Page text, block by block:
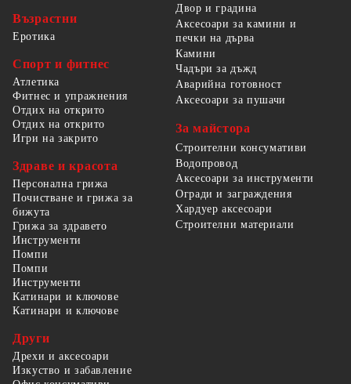
Възрастни
Еротика
Спорт и фитнес
Атлетика
Фитнес и упражнения
Отдих на открито
Отдих на открито
Игри на закрито
Здраве и красота
Персонална грижа
Почистване и грижа за
бижута
Грижа за здравето
Двор и градина
Аксесоари за камини и
печки на дърва
Камини
Чадъри за дъжд
Аварийна готовност
Аксесоари за пушачи
За майстора
Строителни консумативи
Водопровод
Аксесоари за инструменти
Огради и заграждения
Хардуер аксесоари
Строителни материали
Инструменти
Помпи
Помпи
Инструменти
Катинари и ключове
Катинари и ключове
Други
Дрехи и аксесоари
Изкуство и забавление